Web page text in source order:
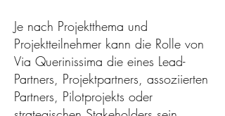
Je nach Projektthema und
Projektteilnehmer kann die Rolle von
Via Querinissima die eines Lead-
Partners, Projektpartners, assoziierten
Partners, Pilotprojekts oder